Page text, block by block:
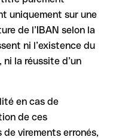
retour des fonds
de rappel sur
surtout si les fonds ont
est plus
chaque IBAN
uniquement sur une
de l’IBAN selon la
ni l’existence du
la réussite d’un
en cas de
de ces
virements erronés,